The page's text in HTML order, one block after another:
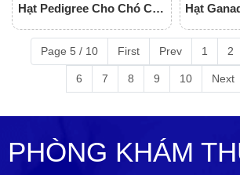
Hạt Pedigree Cho Chó Con
Hạt
Page 5 / 10 First Prev 1 2
6 7 8 9 10 Next
PHÒNG KHÁM